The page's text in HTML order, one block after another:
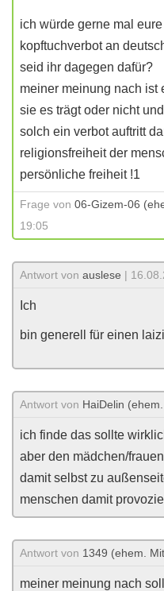
ich würde gerne mal
kopftuchverbot an
seid ihr dagegen dafür?
meiner meinung nach ist
sie es trägt oder nicht
solch ein verbot auftritt
religionsfreiheit der
persönliche freiheit !1
Frage von 06-Gizem-06
19:05
Antwort von auslese |
Ich
bin generell für einen
Antwort von HaiDelin
ich finde das sollte
aber den mädchen/
damit selbst zu
menschen damit
Antwort von 1349 (ehem.
meiner meinung nach